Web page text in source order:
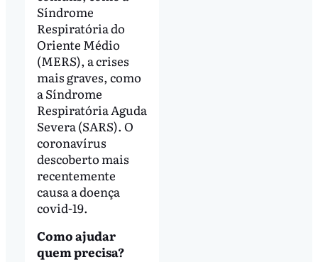
Síndrome
Respiratória do
Oriente Médio
(MERS), a crises
mais graves, como
a Síndrome
Respiratória Aguda
Severa (SARS). O
coronavírus
descoberto mais
recentemente
causa a doença
covid-19.
Como ajudar
quem precisa?